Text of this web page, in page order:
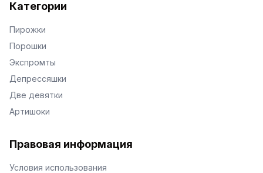
Категории
Пирожки
Порошки
Экспромты
Депрессяшки
Две девятки
Артишоки
Правовая информация
Условия использования